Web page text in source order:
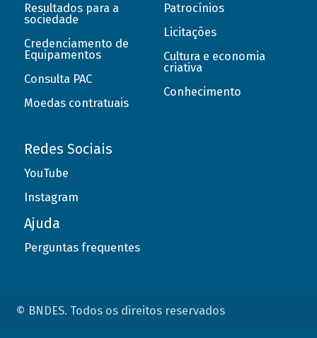
Resultados para a
sociedade
Credenciamento de
Equipamentos
Consulta PAC
Moedas contratuais
Patrocínios
Licitações
Cultura e economia
criativa
Conhecimento
Redes Sociais
YouTube
Instagram
Ajuda
Perguntas frequentes
© BNDES. Todos os direitos reservados